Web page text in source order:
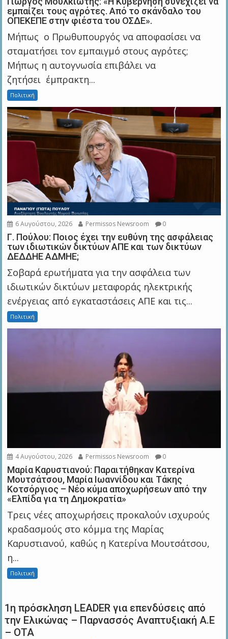
εμπαίζει τους αγρότες. Από το σκάνδαλο του
ΟΠΕΚΕΠΕ στην φιέστα του ΟΣΔΕ».
Μήπως ο Πρωθυπουργός να αποφασίσει να
σταματήσει τον εμπαιγμό στους αγρότες;
Μήπως η αυτογνωσία επιβάλει να
ζητήσει έμπρακτη...
Πολιτική
6 Αυγούστου, 2026 Permissos Newsroom 0
Γ. Πούλου: Ποιος έχει την ευθύνη της ασφάλειας
των ιδιωτικών δικτύων ΑΠΕ και των δικτύων
ΔΕΔΔΗΕ ΑΔΜΗΕ;
Σοβαρά ερωτήματα για την ασφάλεια των
ιδιωτικών δικτύων μεταφοράς ηλεκτρικής
ενέργειας από εγκαταστάσεις ΑΠΕ και τις...
Πολιτική
4 Αυγούστου, 2026 Permissos Newsroom 0
Μαρία Καρυστιανού: Παραιτήθηκαν Κατερίνα
Μουτσάτσου, Μαρία Ιωαννίδου και Τάκης
Κοτσόργιος – Νέο κύμα αποχωρήσεων από την
«Ελπίδα για τη Δημοκρατία»
Τρεις νέες αποχωρήσεις προκαλούν ισχυρούς
κραδασμούς στο κόμμα της Μαρίας
Καρυστιανού, καθώς η Κατερίνα Μουτσάτσου,
η...
Πολιτική
1η πρόσκληση LEADER για επενδύσεις από
την Ελικώνας – Παρνασσός Αναπτυξιακή Α.Ε
– ΟΤΑ